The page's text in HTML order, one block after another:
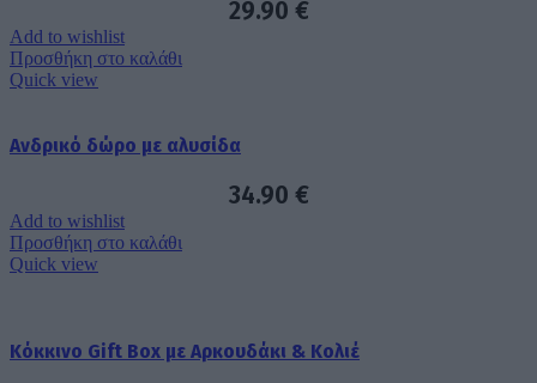
29.90 €
Add to wishlist
Προσθήκη στο καλάθι
Quick view
Aνδρικό δώρο με αλυσίδα
34.90 €
Add to wishlist
Προσθήκη στο καλάθι
Quick view
Κόκκινο Gift Box με Αρκουδάκι & Κολιέ